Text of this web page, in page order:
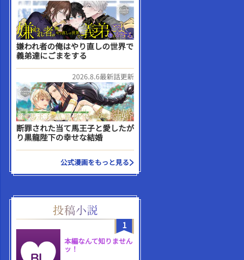
嫌われ者の俺はやり直しの世界で
義弟達にごまをする
2026.8.6最新話更新
断罪された当て馬王子と愛したが
り黒龍陛下の幸せな結婚
公式漫画をもっと見る
1
本編なんて知りません
ッ！